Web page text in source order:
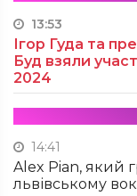
13:53
Ігор Гуда та
Буд взяли
2024
14:41
Alex Pian, який
львівському